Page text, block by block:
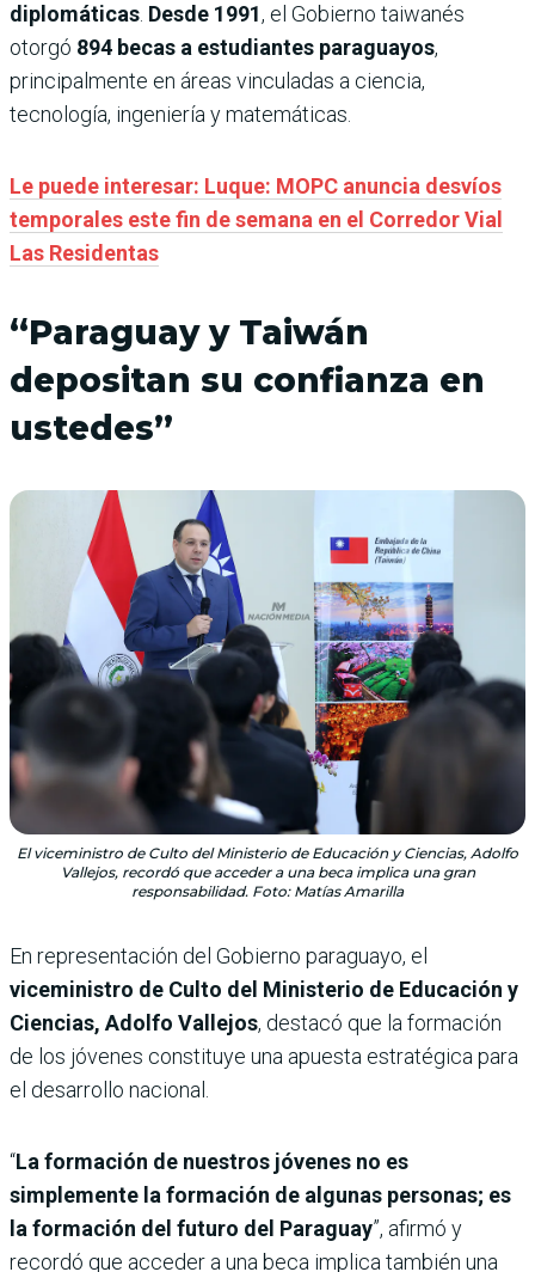
diplomáticas Desde 1991, el Gobierno taiwanés
otorgó 894 becas a estudiantes paraguayos,
principalmente en áreas vinculadas a ciencia,
tecnología, ingeniería y matemáticas.
Le puede interesar: Luque: MOPC anuncia desvíos
temporales este fin de semana en el Corredor Vial
Las Residentas
“Paraguay y Taiwán
depositan su confianza en
ustedes”
El viceministro de Culto del Ministerio de Educación y Ciencias, Adolfo
Vallejos, recordó que acceder a una beca implica una gran
responsabilidad. Foto: Matías Amarilla
En representación del Gobierno paraguayo, el
viceministro de Culto del Ministerio de Educación y
Ciencias, Adolfo Vallejos, destacó que la formación
de los jóvenes constituye una apuesta estratégica para
el desarrollo nacional.
“La formación de nuestros jóvenes no es
simplemente la formación de algunas personas; es
la formación del futuro del Paraguay”, afirmó y
recordó que acceder a una beca implica también una